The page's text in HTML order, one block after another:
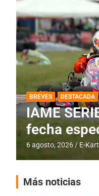
DESTACADA IAME
IAME
fecha con
4 agosto, 2026 E-Kart
Más noticias